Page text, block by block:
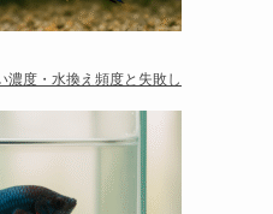
濃度・水換え頻度と失敗し